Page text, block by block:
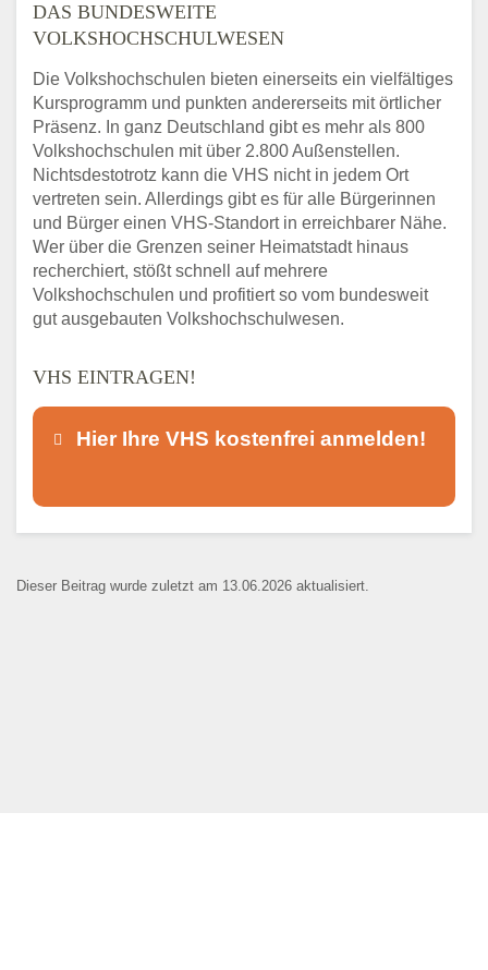
DAS BUNDESWEITE
VOLKSHOCHSCHULWESEN
Die Volkshochschulen bieten einerseits ein vielfältiges
Kursprogramm und punkten andererseits mit örtlicher
Präsenz. In ganz Deutschland gibt es mehr als 800
Volkshochschulen mit über 2.800 Außenstellen.
Nichtsdestotrotz kann die VHS nicht in jedem Ort
vertreten sein. Allerdings gibt es für alle Bürgerinnen
und Bürger einen VHS-Standort in erreichbarer Nähe.
Wer über die Grenzen seiner Heimatstadt hinaus
recherchiert, stößt schnell auf mehrere
Volkshochschulen und profitiert so vom bundesweit
gut ausgebauten Volkshochschulwesen.
VHS EINTRAGEN!
Hier Ihre VHS kostenfrei anmelden!
Kontaktaufnahme und ist nicht
Dieser Beitrag wurde zuletzt am 13.06.2026 aktualisiert.